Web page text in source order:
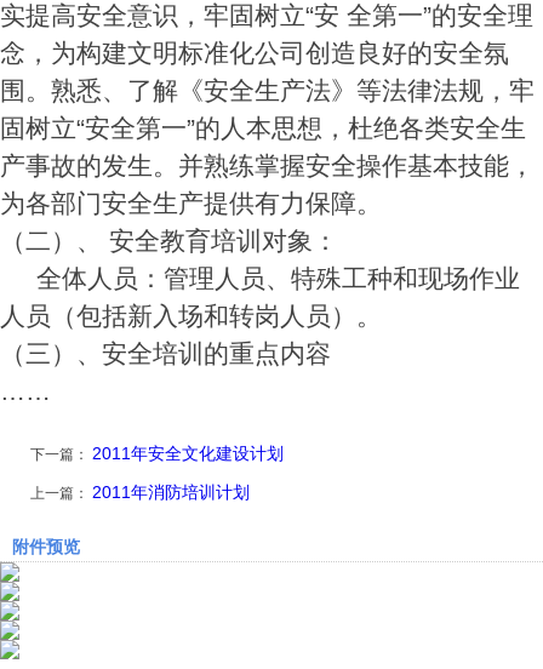
实提高安全意识，牢固树立“安 全第一”的安全理
念，为构建文明标准化公司创造良好的安全氛
围。熟悉、了解《安全生产法》等法律法规，牢
固树立“安全第一”的人本思想，杜绝各类安全生
产事故的发生。并熟练掌握安全操作基本技能，
为各部门安全生产提供有力保障。
（二）、 安全教育培训对象：
全体人员：管理人员、特殊工种和现场作业
人员（包括新入场和转岗人员）。
（三）、安全培训的重点内容
……
下一篇： 2011年安全文化建设计划
上一篇： 2011年消防培训计划
附件预览